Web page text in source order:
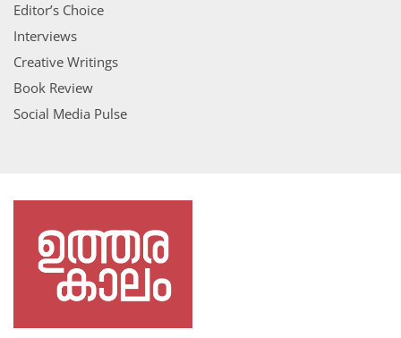
Editor’s Choice
Interviews
Creative Writings
Book Review
Social Media Pulse